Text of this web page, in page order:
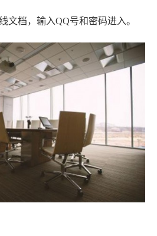
文档，输入QQ号和密码进入。